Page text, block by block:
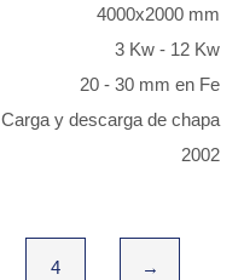
4000x2000 mm
3 Kw - 12 Kw
20 - 30 mm en Fe
Carga y descarga de chapa
2002
4 →